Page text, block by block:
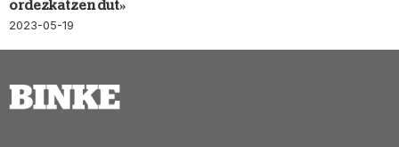
ordezkatzen dut»
2023-05-19